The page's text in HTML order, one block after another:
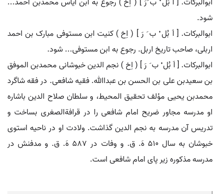
شود.
ابوالبرکات. [ اَ بُل ْ ب َ رَ ] ( اِخ ) کنیت ابن مستوفی مبارک بن احمد
اربلی، صاحب تاریخ اربل. رجوع به ابن مستوفی... شود.
ابوالبرکات. [ اَ بُل ْ ب َ رَ ] ( اِخ ) نجم الدین خبوشانی محمدبن الموفق
بن سعیدبن علی بن الحسن بن عبداﷲ. فقیه شافعی. در فقه شاگرد
محمدبن یحیی مؤلف تحقیق المحیط، و سلطان صلاح الدین باشاره
او مدرسه مجاور ضریح امام شافعی را در قرافةالصغری بساخت و
تدریس آن مدرسه به نجم الدین گذاشت. ولادت او در ناحیه استوی
خبوشان به سال 510 هَ. ق. و وفات در 587 هَ. ق. و مدفنش در
مدرسه مذکوره زیر پای امام شافعی است.